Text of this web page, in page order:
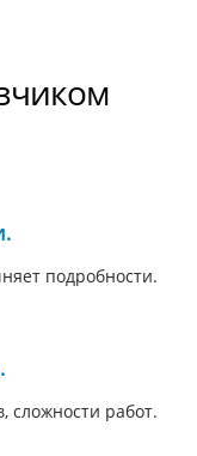
подробности.
сложности работ.